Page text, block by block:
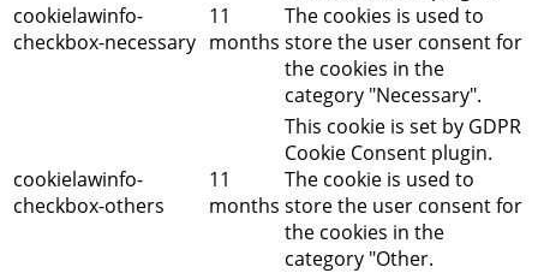
cookielawinfo-
checkbox-necessary
11
months
The cookies is used to
store the user consent for
the cookies in the
category "Necessary".
cookielawinfo-
checkbox-others
11
months
This cookie is set by GDPR
Cookie Consent plugin.
The cookie is used to
store the user consent for
the cookies in the
category "Other.